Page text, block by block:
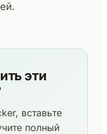
эти
вставьте
полный